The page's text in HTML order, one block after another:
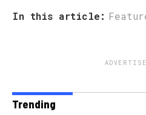
In this article:
Trending